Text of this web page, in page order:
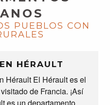
PUEBLOS CON
HÉRAULT
Hérault El Hérault es el
de Francia. ¡Así